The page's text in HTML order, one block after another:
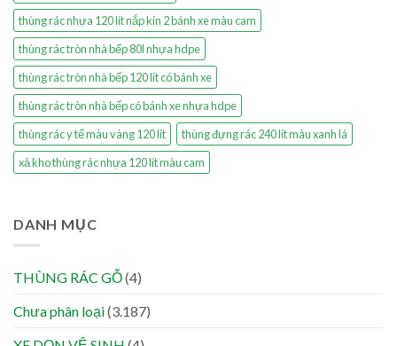
thùng rác nhựa 120 lít nắp kín 2 bánh xe màu cam
thùng rác tròn nhà bếp 80l nhựa hdpe
thùng rác tròn nhà bếp 120 lít có bánh xe
thùng rác tròn nhà bếp có bánh xe nhựa hdpe
thùng rác y tế màu vàng 120 lít
thùng đựng rác 240 lít màu xanh lá
xả kho thùng rác nhựa 120 lít màu cam
DANH MỤC
THÙNG RÁC GỖ(4)
Chưa phân loại(3.187)